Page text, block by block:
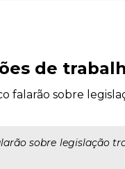
de
falarão sobre
sobre legislação